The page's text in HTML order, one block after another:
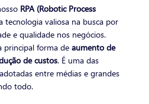
RPA (Robotic Process
tecnologia valiosa na busca por
e qualidade nos negócios.
principal forma de aumento de
de custos. É uma das
entre médias e grandes
todo.